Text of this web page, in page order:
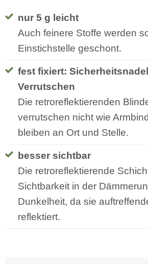
nur 5 g leicht
Auch feinere Stoffe werden
Einstichstelle geschont.
fest fixiert:
Verrutschen
Die retroreflektierenden
verrutschen nicht wie
bleiben an Ort und Stelle.
besser sichtbar
Die retroreflektierende
Sichtbarkeit in der
Dunkelheit, da sie
reflektiert.